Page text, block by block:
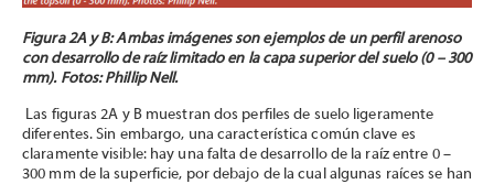
Figura 2A y B: Ambas imágenes son ejemplos de un perfil arenoso
con desarrollo de raíz limitado en la capa superior del suelo (0 – 300
mm). Fotos: Phillip Nell.
Las figuras 2A y B muestran dos perfiles de suelo ligeramente
diferentes. Sin embargo, una característica común clave es
claramente visible: hay una falta de desarrollo de la raíz entre 0 –
300 mm de la superficie, por debajo de la cual algunas raíces se han